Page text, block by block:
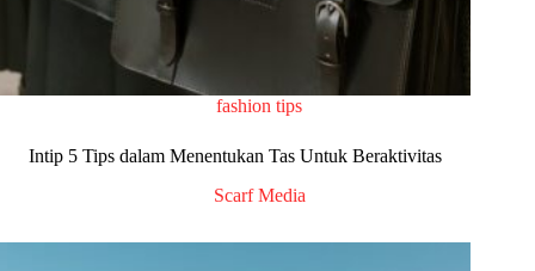
fashion tips
Intip 5 Tips dalam Menentukan Tas Untuk Beraktivitas
Scarf Media